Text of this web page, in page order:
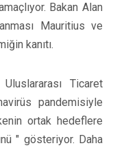
Bakan Alan
Mauritius ve
kanıtı.
Ticaret
pandemisiyle
ortak hedeflere
" gösteriyor. Daha